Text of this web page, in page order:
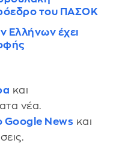
του ΠΑΣΟΚ
Ελλήνων έχει
και
νέα.
Google News και